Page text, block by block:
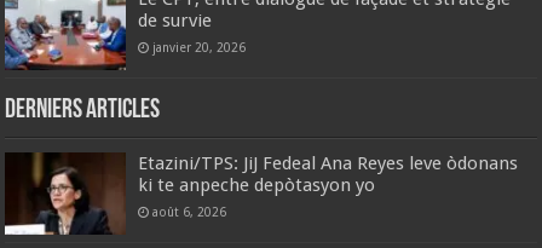
de survie
janvier 20, 2026
Derniers articles
Etazini/TPS: JiJ Fedeal Ana Reyes leve òdonans
ki te anpeche depòtasyon yo
août 6, 2026